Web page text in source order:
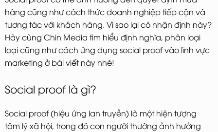
hàng cũng như cách thức doanh nghiệp tiếp cận và
tương tác với khách hàng. Vì sao lại có nhận định này?
Hãy cùng Chin Media tìm hiểu định nghĩa, phân loại
loại cũng như cách ứng dụng social proof vào lĩnh vực
marketing ở bài viết này nhé!
Social proof là gì?
Social proof (hiệu ứng lan truyền) là một hiện tượng
tâm lý xã hội, trong đó con người thường ảnh hưởng